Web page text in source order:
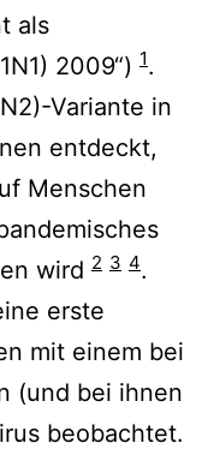
als
2009“) 1.
Variante in
entdeckt,
Menschen
wird 2 3 4.
erste
mit einem bei
(und bei ihnen
beobachtet.